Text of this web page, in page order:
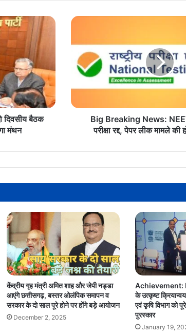
दिवसीय बैठक
मंथन
Big
News:
NEET
UG
2026
पेपर
होगी
Big Breaking News:
परीक्षा रद्द, पेपर लीक मामले की
केंद्रीय गृह मंत्री अमित शाह और जेपी नड्डा
आएंगे छत्तीसगढ़, बस्तर ओलंपिक समापन व
सरकार के दो साल पूरे होने पर होंगे बड़े आयोजन
December 2, 2025
Achievement:
के उत्कृष्ट
एवं कृषि विभाग को
पुरस्कार
January 19,